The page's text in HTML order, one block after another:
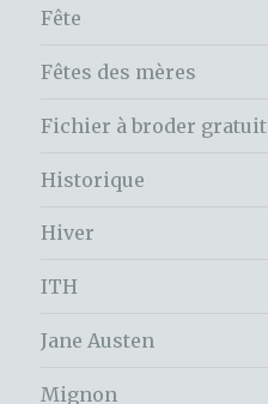
Fête
Fêtes des mères
Fichier à broder gratuit
Historique
Hiver
ITH
Jane Austen
Mignon